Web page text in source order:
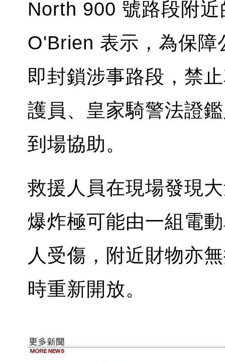
North 900 號路段附
O'Brien 表示，為保障
即封鎖涉事路段，禁
護員、皇家騎警法證
到場協助。
救援人員在現場發現
爆炸極可能由一組電
人受傷，附近財物亦
時重新開放。